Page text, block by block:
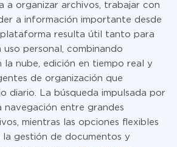
a organizar archivos, trabajar con
a información importante desde
resulta útil tanto para
uso personal, combinando
la nube, edición en tiempo real y
de organización que
diario. La búsqueda impulsada por
navegación entre grandes
mientras las opciones flexibles
gestión de documentos y